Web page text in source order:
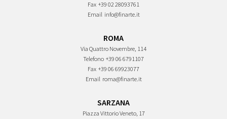
Fax +39 02 28093761
Email info@finarte.it
ROMA
Via Quattro Novembre, 114
Telefono +39 06 6791107
Fax +39 06 69923077
Email roma@finarte.it
SARZANA
Piazza Vittorio Veneto, 17